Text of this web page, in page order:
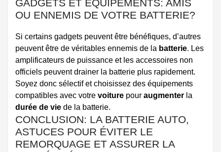
GADGETS ET ÉQUIPEMENTS: AMIS
OU ENNEMIS DE VOTRE BATTERIE?
Si certains gadgets peuvent être bénéfiques, d’autres
peuvent être de véritables ennemis de la batterie. Les
amplificateurs de puissance et les accessoires non
officiels peuvent drainer la batterie plus rapidement.
Soyez donc sélectif et choisissez des équipements
compatibles avec votre voiture pour augmenter la
durée de vie de la batterie.
CONCLUSION: LA BATTERIE AUTO,
ASTUCES POUR ÉVITER LE
REMORQUAGE ET ASSURER LA